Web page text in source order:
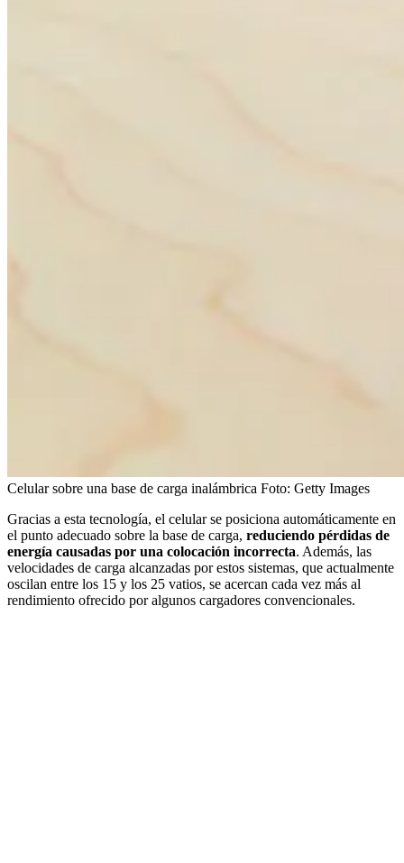
Celular sobre una base de carga inalámbrica Foto: Getty Images
Gracias a esta tecnología, el celular se posiciona automáticamente en
el punto adecuado sobre la base de carga, reduciendo pérdidas de
energía causadas por una colocación incorrecta. Además, las
velocidades de carga alcanzadas por estos sistemas, que actualmente
oscilan entre los 15 y los 25 vatios, se acercan cada vez más al
rendimiento ofrecido por algunos cargadores convencionales.